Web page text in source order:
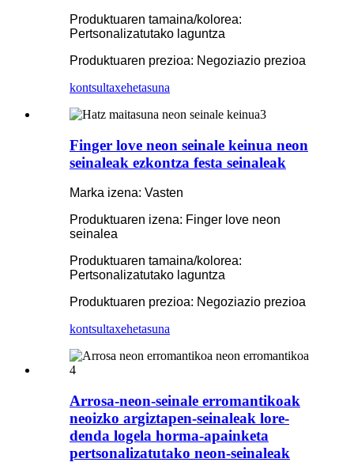
Produktuaren tamaina/kolorea:
Pertsonalizatutako laguntza
Produktuaren prezioa: Negoziazio prezioa
kontsultaxehetasuna
Finger love neon seinale keinua neon
seinaleak ezkontza festa seinaleak
Marka izena: Vasten
Produktuaren izena: Finger love neon
seinalea
Produktuaren tamaina/kolorea:
Pertsonalizatutako laguntza
Produktuaren prezioa: Negoziazio prezioa
kontsultaxehetasuna
Arrosa-neon-seinale erromantikoak
neoizko argiztapen-seinaleak lore-
denda logela horma-apainketa
pertsonalizatutako neon-seinaleak